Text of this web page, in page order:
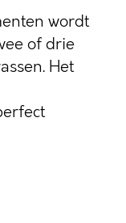
wordt
of drie
Het